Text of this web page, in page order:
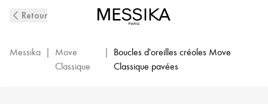
D'Oreilles
Diamant
Retour
Messika |
Move
Classique
|
Boucles d'oreilles créoles Move
Classique pavées